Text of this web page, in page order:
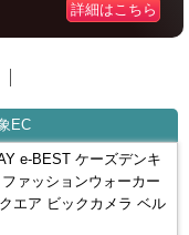
詳細はこちら
EC
e-BEST ケーズデンキ
ァッションウォーカー
エア ビックカメラ ベル